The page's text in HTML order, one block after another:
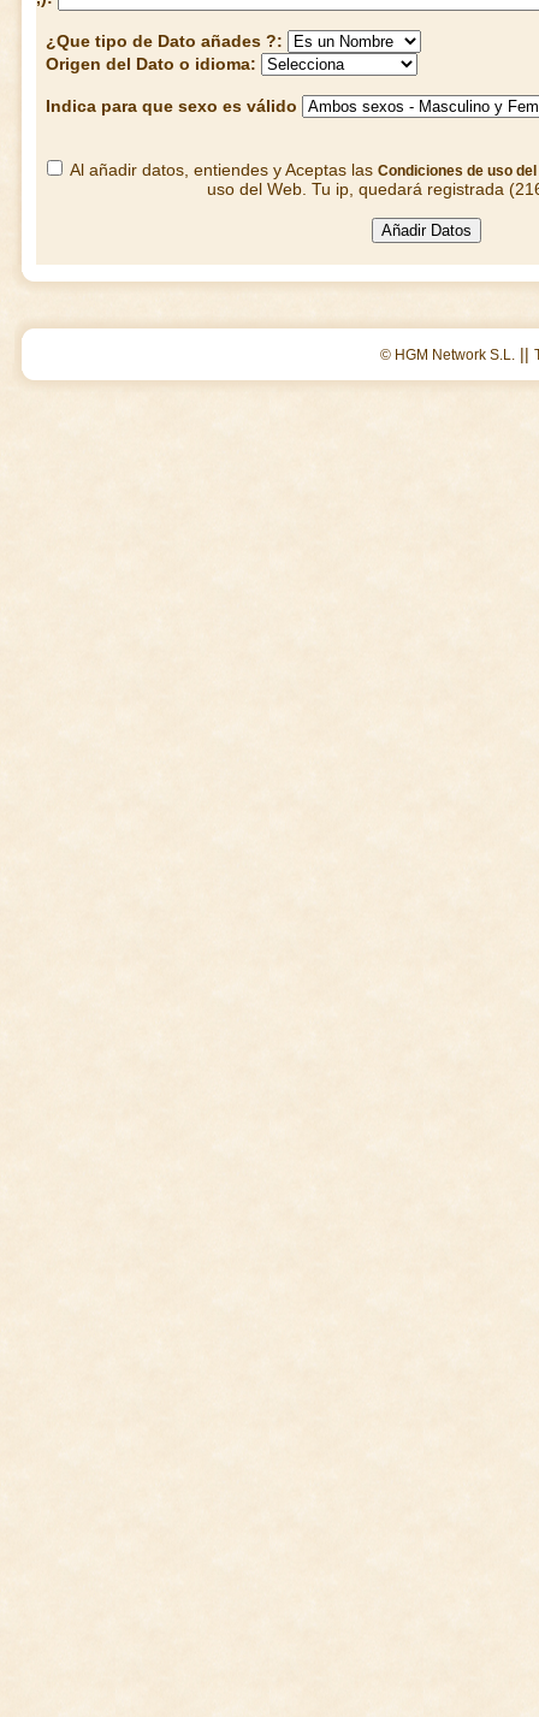
¿Que tipo de Dato añades ?:
Origen del Dato o idioma:
Indica para que sexo es válido
Al añadir datos, entiendes y Aceptas las Condiciones de uso del
uso del Web. Tu ip, quedará registrada
© HGM Network S.L. ||